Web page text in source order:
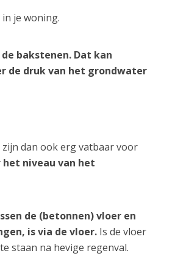
je woning.
bakstenen. Dat kan
de druk van het grondwater
dan ook erg vatbaar voor
niveau van het
de (betonnen) vloer en
is via de vloer. Is de vloer
staan na hevige regenval.